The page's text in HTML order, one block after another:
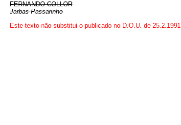
FERNANDO COLLOR
Jarbas Passarinho
Este texto não substitui o publicado no D.O.U. de 25.2.1991